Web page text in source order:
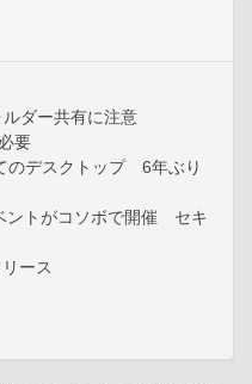
ダー共有に注意
要
のデスクトップ 6年ぶり
ントがコソボで開催 セキ
ース